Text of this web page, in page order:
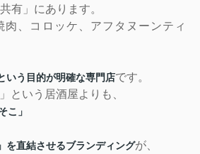
有」にあります。
肉、コロッケ、アフタヌーンティ
いう目的が明確な専門店です。
という居酒屋よりも、
こ」
を直結させるブランディングが、